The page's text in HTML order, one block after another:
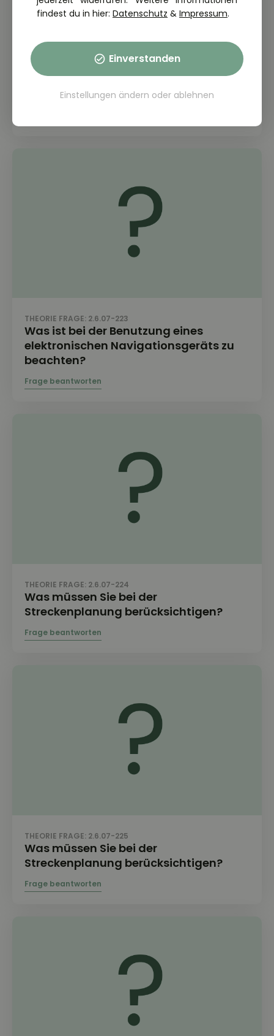
THEORIE FRAGE: 2.6.07-221
Warum sind bei der Streckenplanung
die Lenk- und Ruhezeiten zu
berücksichtigen?
THEORIE FRAGE: 2.6.07-223
Was ist bei der Benutzung eines
elektronischen Navigationsgeräts zu
beachten?
THEORIE FRAGE: 2.6.07-224
Was müssen Sie bei der
Streckenplanung berücksichtigen?
THEORIE FRAGE: 2.6.07-225
Was müssen Sie bei der
Streckenplanung berücksichtigen?
findest du in hier: Datenschutz & Impressum.
Einverstanden
Einstellungen ändern oder ablehnen